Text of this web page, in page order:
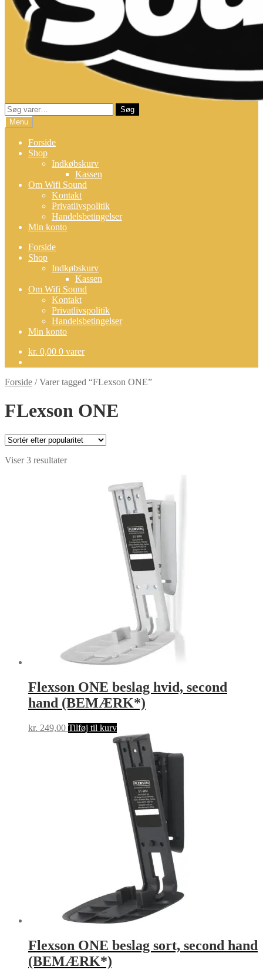
Søg
efter:
Søg
Menu
Forside
Shop
Indkøbskurv
Kassen
Om Wifi Sound
Kontakt
Privatlivspolitik
Handelsbetingelser
Min konto
Forside
Shop
Indkøbskurv
Kassen
Om Wifi Sound
Kontakt
Privatlivspolitik
Handelsbetingelser
Min konto
kr. 0,00 0 varer
Forside /Varer tagged “FLexson ONE”
FLexson ONE
Viser 3 resultaterSorteret
Flexson ONE beslag hvid, second
hand (BEMÆRK*)
kr. 249,00 Tilføj til kurv
Flexson ONE beslag sort, second hand
(BEMÆRK*)